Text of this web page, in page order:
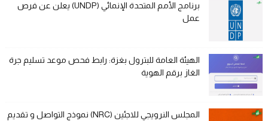
برنامج الأمم المتحدة الإنمائي (UNDP) يعلن عن فرص
عمل
الهيئة العامة للبترول بغزة: رابط فحص موعد تسليم جرة
الغاز برقم الهوية
المجلس النرويجي للاجئين (NRC) نموذج التواصل و تقديم